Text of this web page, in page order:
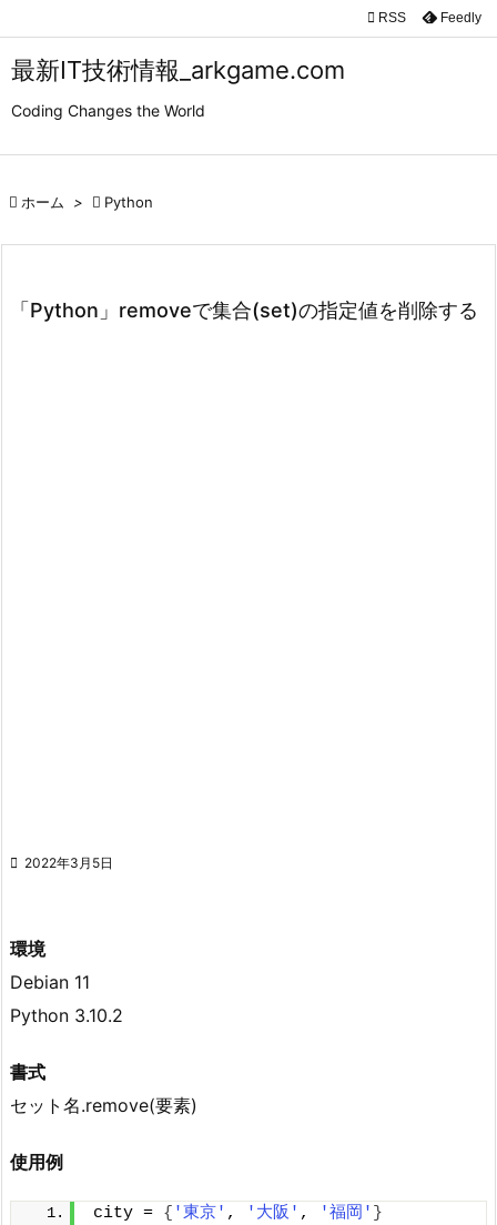
最新IT技術情報_arkgame.com
Coding Changes the World


検索
 RSS Feedly
 ホーム >  Python
「Python」removeで集合(set)の指定値を削除する
 2022年3月5日
環境
Debian 11
Python 3.10.2
書式
セット名.remove(要素)
使用例
city = { '東京' , '大阪' , '福岡' }